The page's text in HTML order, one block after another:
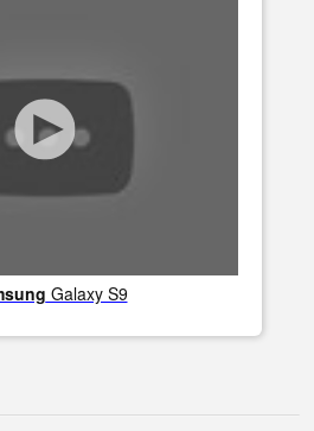
Galaxy S9